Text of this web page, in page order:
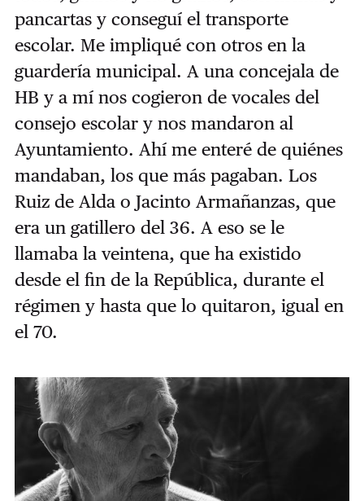
pancartas y conseguí el transporte
escolar. Me impliqué con otros en la
guardería municipal. A una concejala de
HB y a mí nos cogieron de vocales del
consejo escolar y nos mandaron al
Ayuntamiento. Ahí me enteré de quiénes
mandaban, los que más pagaban. Los
Ruiz de Alda o Jacinto Armañanzas, que
era un gatillero del 36. A eso se le
llamaba la veintena, que ha existido
desde el fin de la República, durante el
régimen y hasta que lo quitaron, igual en
el 70.